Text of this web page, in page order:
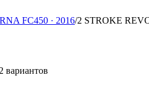
FC450 · 2016/2 STROKE
2 вариантов